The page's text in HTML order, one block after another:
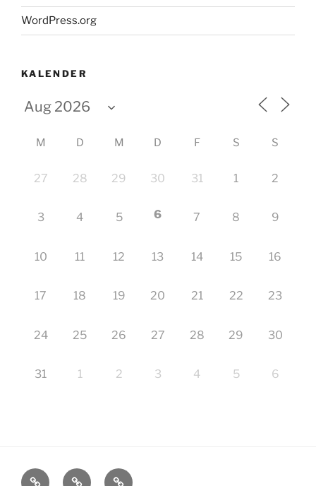
WordPress.org
KALENDER
M D M D F S S
27 28 29 30 31 1 2
3 4 5 6 7 8 9
10 11 12 13 14 15 16
17 18 19 20 21 22 23
24 25 26 27 28 29 30
31 1 2 3 4 5 6
StartseiteImpressumVeranstaltungen